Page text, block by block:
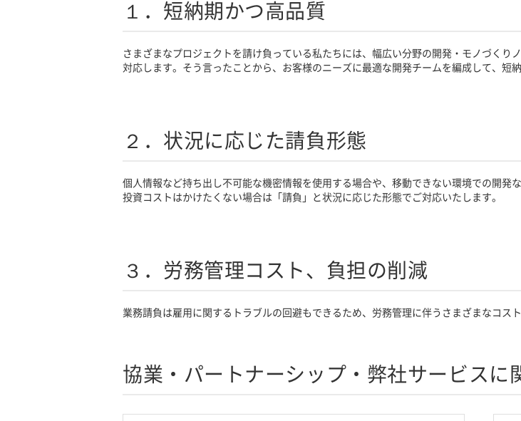
１．短納期かつ高品質
さまざまなプロジェクトを請け負っている私たちには、幅広い分野の開発・モノづく
対応します。そう言ったことから、お客様のニーズに最適な開発チームを編成して、短
２．状況に応じた請負形態
個人情報など持ち出し不可能な機密情報を使用する場合や、移動できない環境での開発
投資コストはかけたくない場合は「請負」と状況に応じた形態でご対応いたします。
３．労務管理コスト、負担の削減
業務請負は雇用に関するトラブルの回避もできるため、労務管理に伴うさまざまなコス
協業・パートナーシップ・弊社サービスに